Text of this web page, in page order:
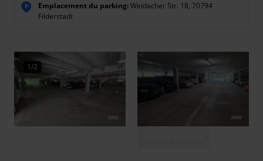
P Emplacement du parking:Weidacher Str. 18, 70794
Filderstadt
1/2